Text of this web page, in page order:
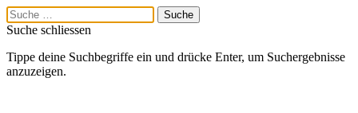
Suche schliessen
Tippe deine Suchbegriffe ein und drücke Enter, um Suchergebnisse
anzuzeigen.